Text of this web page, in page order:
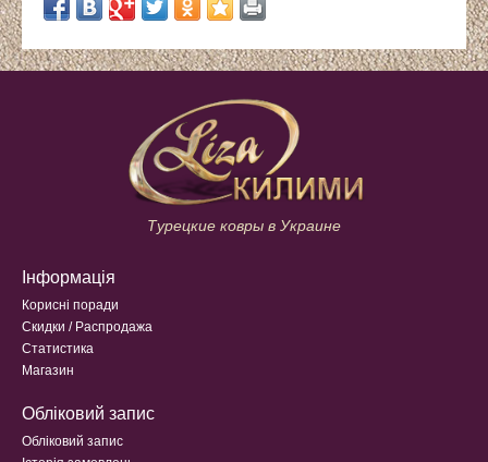
Турецкие ковры в Украине
Інформація
Корисні поради
Скидки / Распродажа
Статистика
Магазин
Обліковий запис
Обліковий запис